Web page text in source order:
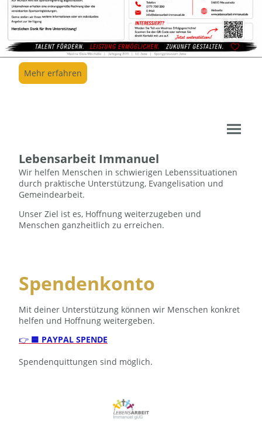
Mehr erfahren
Lebensarbeit Immanuel
Wir helfen Menschen in schwierigen Lebenssituationen
durch praktische Unterstützung, Evangelisation und
Gemeindearbeit.
Unser Ziel ist es, Hoffnung weiterzugeben und
Menschen ganzheitlich zu erreichen.
Spendenkonto
Mit deiner Unterstützung können wir Menschen konkret
helfen und Hoffnung weitergeben.
👉 🟦 PAYPAL SPENDE
Spendenquittungen sind möglich.